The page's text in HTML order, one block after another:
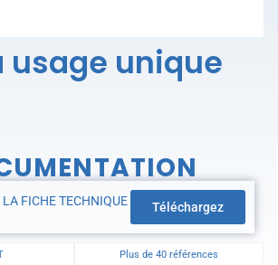
usage unique
Plus de 40 références
LA FICHE TECHNIQUE Téléchargez